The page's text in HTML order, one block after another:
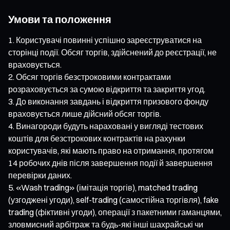
Умови та положення
Користувачі повинні успішно зареєструватися на
сторінці події. Обсяг торгів, здійснений до реєстрації, не
враховується.
Обсяг торгів безстроковими контрактами
розраховується за сумою відкриття та закриття угод.
До виконання завдань і відкриття призового фонду
враховується лише дійсний обсяг торгів.
Винагороди будуть нараховані у вигляді тестових
коштів для безстрокових контрактів на рахунки
користувачів, які мають право на отримання, протягом
14 робочих днів після завершення події й завершення
перевірки даних.
«Wash trading» (імітація торгів), matched trading
(узгоджені угоди), self-trading (самостійна торгівля), fake
trading (фіктивні угоди), операції з пакетними гаманцями,
зловмисний арбітраж та будь-які інші шахрайські чи